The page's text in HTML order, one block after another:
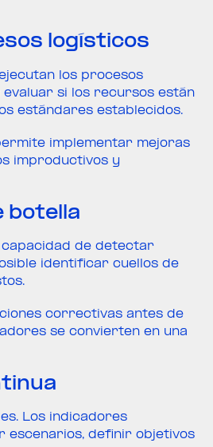
logísticos
los procesos
si los recursos están
estándares establecidos.
implementar mejoras
improductivos y
botella
capacidad de detectar
identificar cuellos de
correctivas antes de
se convierten en una
Los indicadores
definir objetivos